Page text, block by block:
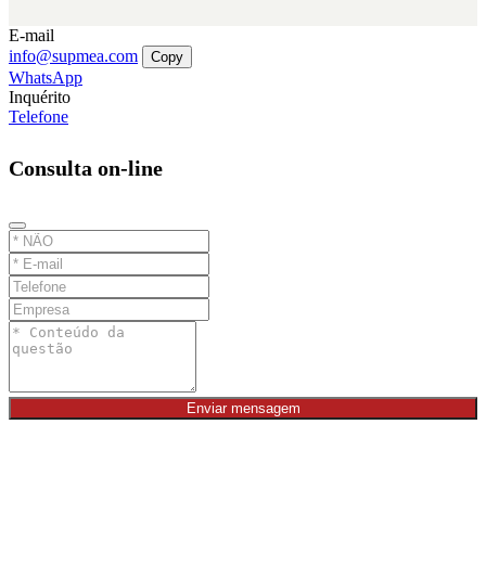
E-mail
info@supmea.com
Copy
WhatsApp
Inquérito
Telefone
Consulta on-line
Enviar mensagem